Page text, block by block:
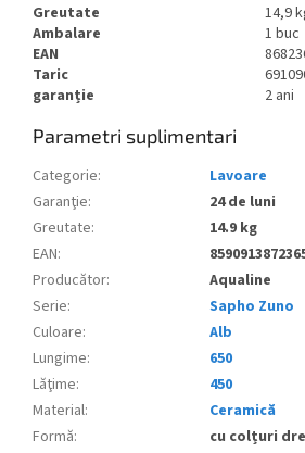
Greutate
14,9
Ambalare
1 buc
EAN
Taric
garanție
2 ani
Parametri suplimentari
Categorie:
Lavoare
Garanţie:
24 de luni
Greutate:
14.9 kg
EAN:
Producător:
Aqualine
Serie:
Sapho Zuno
Culoare:
Alb
Lungime:
650
Lăţime:
450
Material:
Ceramică
Formă:
cu colțuri